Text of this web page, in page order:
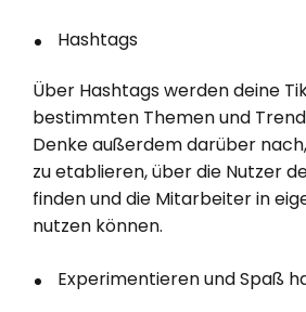
Hashtags
Über Hashtags werden deine
bestimmten Themen und
Denke außerdem darüber
zu etablieren, über die Nutzer
finden und die Mitarbeiter in
nutzen können.
Experimentieren und Spaß